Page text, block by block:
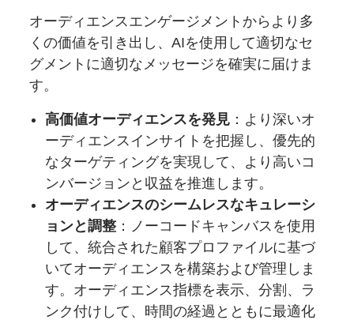
オーディエンスエンゲージメントからより多
くの価値を引き出し、AIを使用して適切なセ
グメントに適切なメッセージを確実に届けま
す。
高価値オーディエンスを発見 ：より深いオ
ーディエンスインサイトを把握し、優先的
なターゲティングを実現して、より高いコ
ンバージョンと収益を推進します。
オーディエンスのシームレスなキュレーシ
ョンと調整 ：ノーコードキャンバスを使用
して、統合された顧客プロファイルに基づ
いてオーディエンスを構築および管理しま
す。オーディエンス指標を表示、分割、ラ
ンク付けして、時間の経過とともに最適化